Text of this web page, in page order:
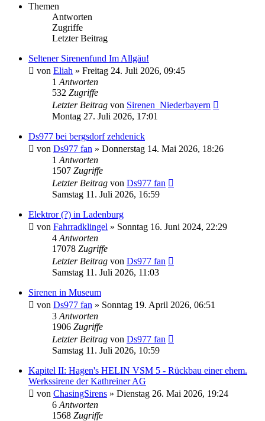
Themen
Antworten
Zugriffe
Letzter Beitrag
Seltener Sirenenfund Im Allgäu!
von Eliah » Freitag 24. Juli 2026, 09:45
1 Antworten
532 Zugriffe
Letzter Beitrag von Sirenen_Niederbayern
Montag 27. Juli 2026, 17:01
Ds977 bei bergsdorf zehdenick
von Ds977 fan » Donnerstag 14. Mai 2026, 18:26
1 Antworten
1507 Zugriffe
Letzter Beitrag von Ds977 fan
Samstag 11. Juli 2026, 16:59
Elektror (?) in Ladenburg
von Fahrradklingel » Sonntag 16. Juni 2024, 22:29
4 Antworten
17078 Zugriffe
Letzter Beitrag von Ds977 fan
Samstag 11. Juli 2026, 11:03
Sirenen in Museum
von Ds977 fan » Sonntag 19. April 2026, 06:51
3 Antworten
1906 Zugriffe
Letzter Beitrag von Ds977 fan
Samstag 11. Juli 2026, 10:59
Kapitel II: Hagen's HELIN VSM 5 - Rückbau einer ehem.
Werkssirene der Kathreiner AG
von ChasingSirens » Dienstag 26. Mai 2026, 19:24
6 Antworten
1568 Zugriffe